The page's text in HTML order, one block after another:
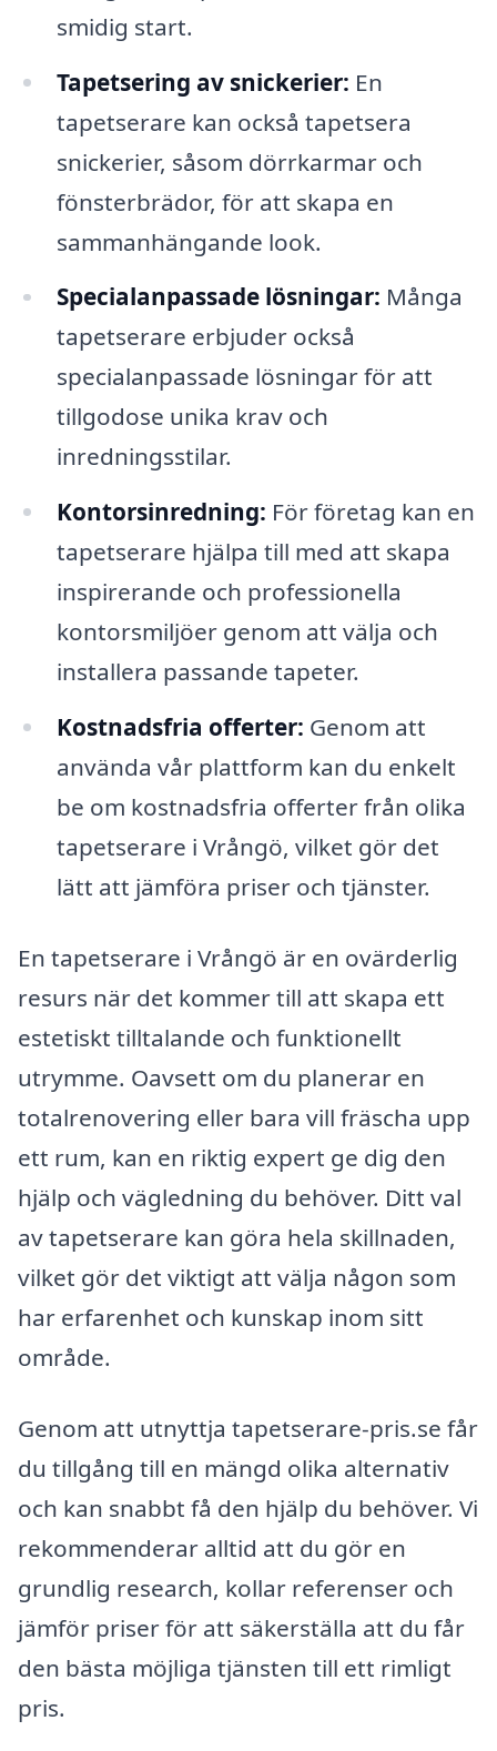
smidig start.
Tapetsering av snickerier: En
tapetserare kan också tapetsera
snickerier, såsom dörrkarmar och
fönsterbrädor, för att skapa en
sammanhängande look.
Specialanpassade lösningar: Många
tapetserare erbjuder också
specialanpassade lösningar för att
tillgodose unika krav och
inredningsstilar.
Kontorsinredning: För företag kan en
tapetserare hjälpa till med att skapa
inspirerande och professionella
kontorsmiljöer genom att välja och
installera passande tapeter.
Kostnadsfria offerter: Genom att
använda vår plattform kan du enkelt
be om kostnadsfria offerter från olika
tapetserare i Vrångö, vilket gör det
lätt att jämföra priser och tjänster.
En tapetserare i Vrångö är en ovärderlig
resurs när det kommer till att skapa ett
estetiskt tilltalande och funktionellt
utrymme. Oavsett om du planerar en
totalrenovering eller bara vill fräscha upp
ett rum, kan en riktig expert ge dig den
hjälp och vägledning du behöver. Ditt val
av tapetserare kan göra hela skillnaden,
vilket gör det viktigt att välja någon som
har erfarenhet och kunskap inom sitt
område.
Genom att utnyttja tapetserare-pris.se får
du tillgång till en mängd olika alternativ
och kan snabbt få den hjälp du behöver. Vi
rekommenderar alltid att du gör en
grundlig research, kollar referenser och
jämför priser för att säkerställa att du får
den bästa möjliga tjänsten till ett rimligt
pris.